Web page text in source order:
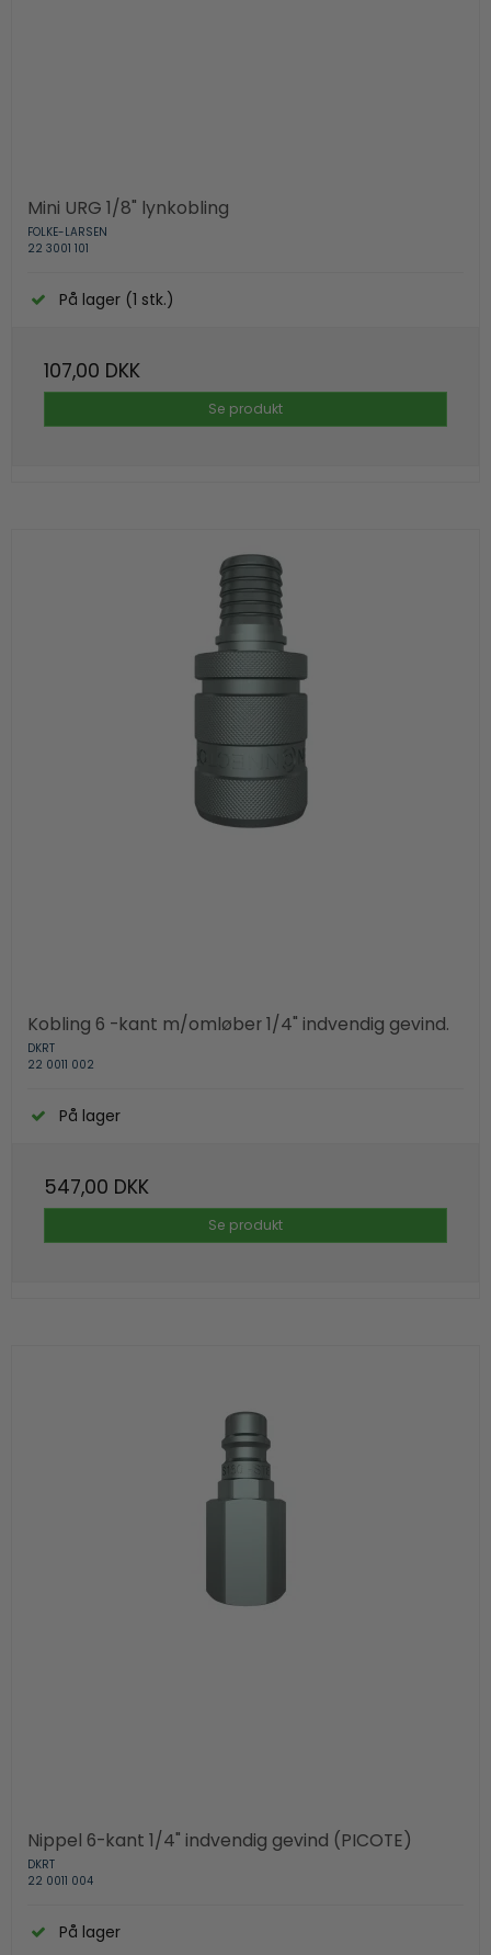
Mini URG 1/8" lynkobling
FOLKE-LARSEN
22 3001 101
På lager (1 stk.)
107,00 DKK
Se produkt
Kobling 6 -kant m/omløber 1/4" indvendig gevind.
DKRT
22 0011 002
På lager
547,00 DKK
Se produkt
Nippel 6-kant 1/4" indvendig gevind (PICOTE)
DKRT
22 0011 004
På lager